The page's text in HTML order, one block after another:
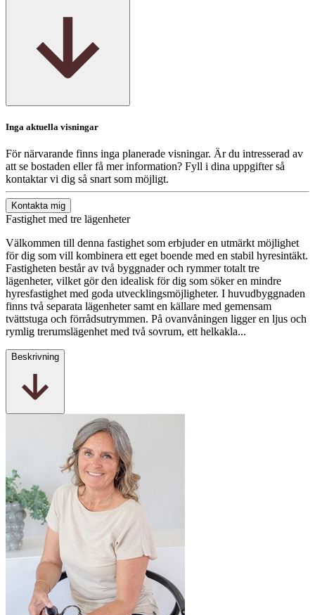
Inga aktuella visningar
För närvarande finns inga planerade visningar. Är du intresserad av
att se bostaden eller få mer information? Fyll i dina uppgifter så
kontaktar vi dig så snart som möjligt.
Kontakta mig
Fastighet med tre lägenheter
Välkommen till denna fastighet som erbjuder en utmärkt möjlighet
för dig som vill kombinera ett eget boende med en stabil hyresintäkt.
Fastigheten består av två byggnader och rymmer totalt tre
lägenheter, vilket gör den idealisk för dig som söker en mindre
hyresfastighet med goda utvecklingsmöjligheter. I huvudbyggnaden
finns två separata lägenheter samt en källare med gemensam
tvättstuga och förrådsutrymmen. På ovanvåningen ligger en ljus och
rymlig trerumslägenhet med två sovrum, ett helkakla...
Beskrivning